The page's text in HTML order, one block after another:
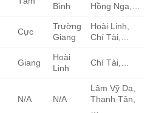
Bình Hồng Nga,…
Cực
Trường
Giang
Hoài Linh,
Chí Tài,…
Giang
Hoài
Linh
Chí Tài,…
N/A N/A
Lâm Vỹ Dạ,
Thanh Tân,